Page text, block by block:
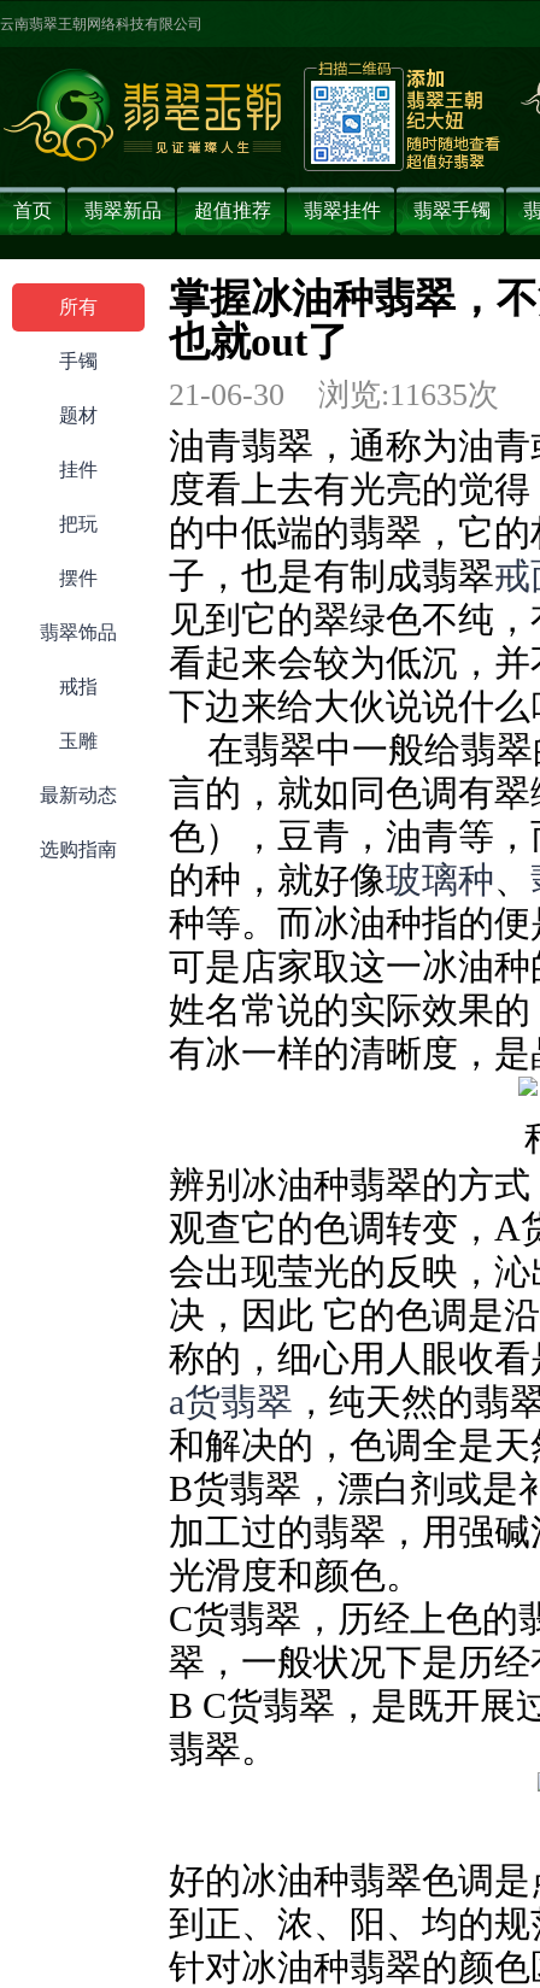
云南翡翠王朝网络科技有限公司
首页 翡翠新品 超值推荐 翡翠挂件 翡翠手镯
所有
手镯
题材
挂件
把玩
摆件
翡翠饰品
戒指
玉雕
最新动态
选购指南
掌握冰油种翡翠，
也就out了
21-06-30 浏览:11635次
油青翡翠，通称为油
度看上去有光亮的觉
的中低端的翡翠，它
子，也是有制成翡翠戒
见到它的翠绿色不纯
看起来会较为低沉，
下边来给大伙说说什
在翡翠中一般给翡
言的，就如同色调有翠
色），豆青，油青等
的种，就好像玻璃种、
种等。而冰油种指的便
可是店家取这一冰油
姓名常说的实际效果
有冰一样的清晰度，
辨别冰油种翡翠的方
观查它的色调转变，A
会出现莹光的反映，
决，因此 它的色调是
称的，细心用人眼收
a货翡翠 ，纯天然的翡
和解决的，色调全是
B货翡翠，漂白剂或是
加工过的翡翠，用强
光滑度和颜色。
C货翡翠，历经上色的
翠，一般状况下是历
B C货翡翠，是既开展
翡翠。
好的冰油种翡翠色调
到正、浓、阳、均的规
针对冰油种翡翠的颜